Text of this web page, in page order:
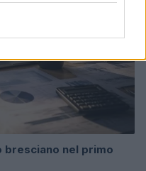
bresciano nel primo